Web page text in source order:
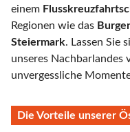
einem
Regionen wie das
Steiermark. Lassen Sie
unseres Nachbarlandes
unvergessliche
Die Vorteile unserer